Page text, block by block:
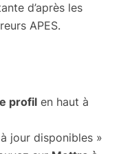
d’après les
APES.
profil en haut à
jour disponibles »